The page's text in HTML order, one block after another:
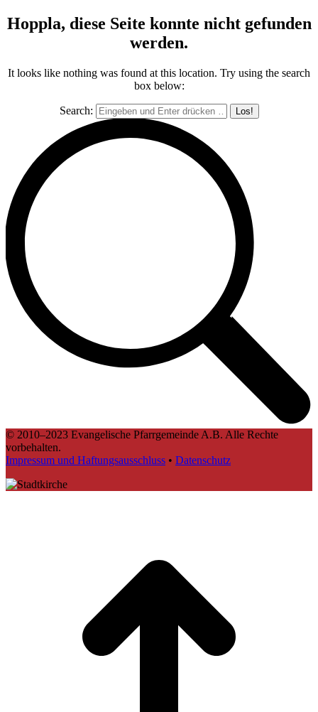
Hoppla, diese Seite konnte nicht gefunden
werden.
It looks like nothing was found at this location. Try using the search
box below:
Search:
© 2010–2023 Evangelische Pfarrgemeinde A.B. Alle Rechte
vorbehalten.
Impressum und Haftungsausschluss • Datenschutz